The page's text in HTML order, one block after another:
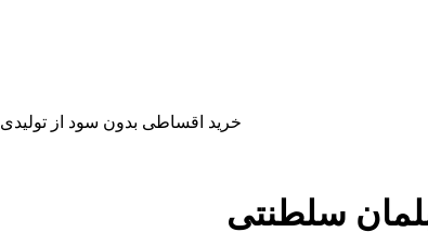
خرید اقساطی بدون سود از تولیدی
سلطنتی